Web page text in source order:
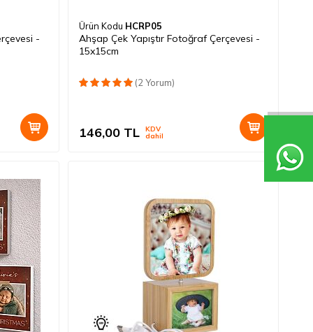
-
Ürün Kodu HCRP05
Ahşap Çek Yapıştır Fotoğraf Çerçevesi -
15x15cm
(2 Yorum)
146,00TL KDV
dahil